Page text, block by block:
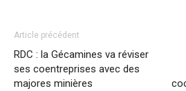
Article précédent
RDC : la Gécamines va réviser
ses coentreprises avec des
majores minières